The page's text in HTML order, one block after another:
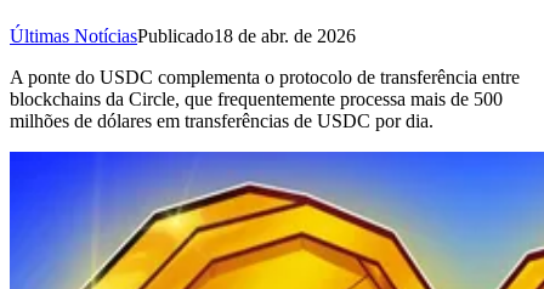
Últimas NotíciasPublicado18 de abr. de 2026
A ponte do USDC complementa o protocolo de transferência entre
blockchains da Circle, que frequentemente processa mais de 500
milhões de dólares em transferências de USDC por dia.